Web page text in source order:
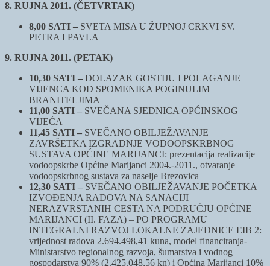
8. RUJNA 2011. (ČETVRTAK)
8,00 SATI – SVETA MISA U ŽUPNOJ CRKVI SV.
PETRA I PAVLA
9. RUJNA 2011. (PETAK)
10,30 SATI – DOLAZAK GOSTIJU I POLAGANJE
VIJENCA KOD SPOMENIKA POGINULIM
BRANITELJIMA
11,00 SATI – SVEČANA SJEDNICA OPĆINSKOG
VIJEĆA
11,45 SATI – SVEČANO OBILJEŽAVANJE
ZAVRŠETKA IZGRADNJE VODOOPSKRBNOG
SUSTAVA OPĆINE MARIJANCI: prezentacija realizacije
vodoopskrbe Općine Marijanci 2004.-2011., otvaranje
vodoopskrbnog sustava za naselje Brezovica
12,30 SATI – SVEČANO OBILJEŽAVANJE POČETKA
IZVOĐENJA RADOVA NA SANACIJI
NERAZVRSTANIH CESTA NA PODRUČJU OPĆINE
MARIJANCI (II. FAZA) – PO PROGRAMU
INTEGRALNI RAZVOJ LOKALNE ZAJEDNICE EIB 2:
vrijednost radova 2.694.498,41 kuna, model financiranja-
Ministarstvo regionalnog razvoja, šumarstva i vodnog
gospodarstva 90% (2.425.048,56 kn) i Općina Marijanci 10%